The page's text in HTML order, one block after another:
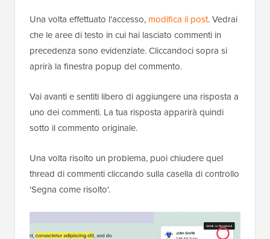
Una volta effettuato l'accesso, modifica il post. Vedrai
che le aree di testo in cui hai lasciato commenti in
precedenza sono evidenziate. Cliccandoci sopra si
aprirà la finestra popup del commento.
Vai avanti e sentiti libero di aggiungere una risposta a
uno dei commenti. La tua risposta apparirà quindi
sotto il commento originale.
Una volta risolto un problema, puoi chiudere quel
thread di commenti cliccando sulla casella di controllo
'Segna come risolto'.